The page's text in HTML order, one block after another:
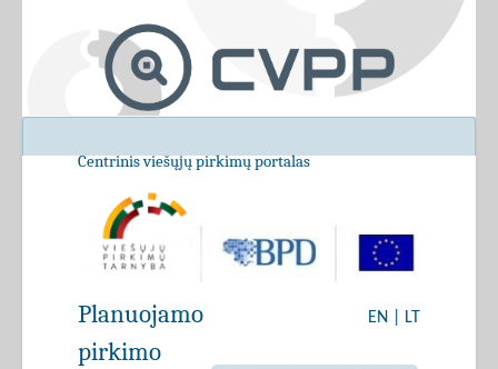
Centrinis viešųjų pirkimų portalas
EN LT
Planuojamo
pirkimo